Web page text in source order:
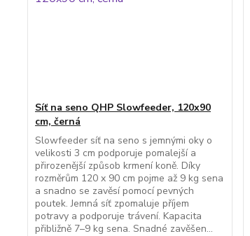
Síť na seno QHP Slowfeeder, 120x90
cm, černá
Slowfeeder síť na seno s jemnými oky o
velikosti 3 cm podporuje pomalejší a
přirozenější způsob krmení koně. Díky
rozměrům 120 x 90 cm pojme až 9 kg sena
a snadno se zavěsí pomocí pevných
poutek. Jemná síť zpomaluje příjem
potravy a podporuje trávení. Kapacita
přibližně 7–9 kg sena. Snadné zavěšen...